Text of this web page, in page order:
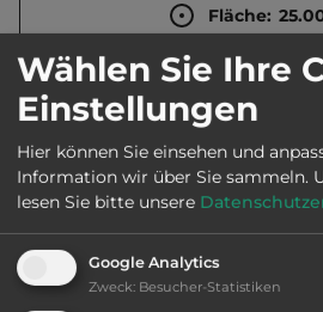
Fläche:
Öffnungszeiten:
Telefon: 00352
Ausstattung:
Wählen Sie Ihre
Einstellungen
Hier können Sie einsehen und
Information wir über Sie sammeln.
lesen Sie bitte unsere
Google Analytics
Zweck: Besucher-Statistiken